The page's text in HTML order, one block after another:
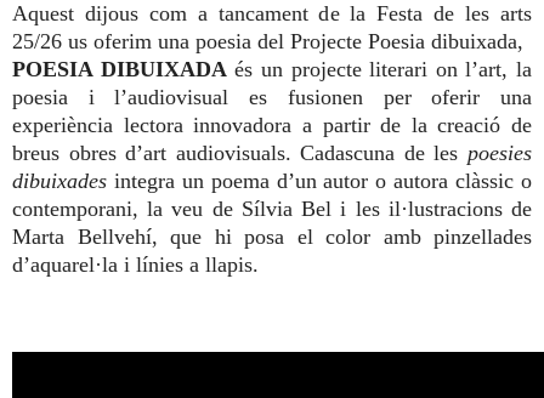
Aquest dijous com a tancament de la Festa de les arts
25/26 us oferim una poesia del Projecte Poesia dibuixada,
POESIA DIBUIXADAés un projecte literari on l’art, la
poesia i l’audiovisual es fusionen per oferir una
experiència lectora innovadora a partir de la creació de
breus obres d’art audiovisuals. Cadascuna de les poesies
dibuixades integra un poema d’un autor o autora clàssic o
contemporani, la veu de Sílvia Bel i les il·lustracions de
Marta Bellvehí, que hi posa el color amb pinzellades
d’aquarel·la i línies a llapis.